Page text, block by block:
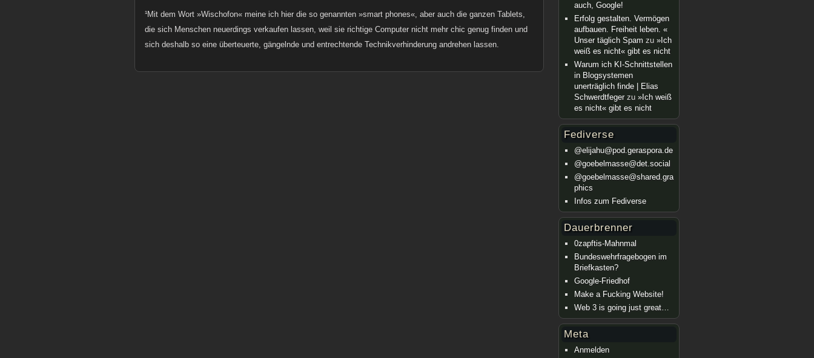
¹Mit dem Wort »Wischofon« meine ich hier die so genannten »smart phones«, aber auch die ganzen Tablets,
die sich Menschen neuerdings verkaufen lassen, weil sie richtige Computer nicht mehr chic genug finden und
sich deshalb so eine überteuerte, gängelnde und entrechtende Technikverhinderung andrehen lassen.
auch, Google!
Erfolg gestalten. Vermögen
aufbauen. Freiheit leben. «
Unser täglich Spam zu »Ich
weiß es nicht« gibt es nicht
Warum ich KI-Schnittstellen
in Blogsystemen
unerträglich finde | Elias
Schwerdtfegerzu »Ich weiß
es nicht« gibt es nicht
Fediverse
@elijahu@pod.geraspora.de
@goebelmasse@det.social
@goebelmasse@shared.gra
phics
Infos zum Fediverse
Dauerbrenner
0zapftis-Mahnmal
Bundeswehrfragebogen im
Briefkasten?
Google-Friedhof
Make a Fucking Website!
Web 3 is going just great…
Meta
Anmelden